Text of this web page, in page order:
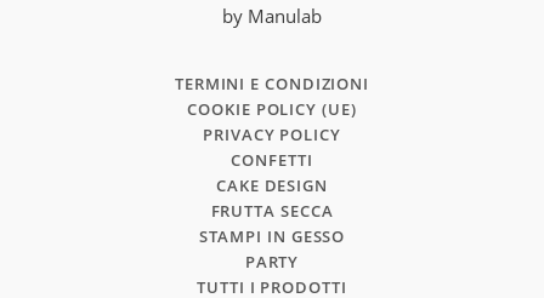
by Manulab
TERMINI E CONDIZIONI
COOKIE POLICY (UE)
PRIVACY POLICY
CONFETTI
CAKE DESIGN
FRUTTA SECCA
STAMPI IN GESSO
PARTY
TUTTI I PRODOTTI